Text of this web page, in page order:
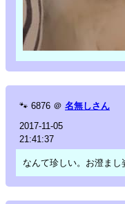
🐾 6876 ＠ 名無しさん
2017-11-05
21:41:37
なんて珍しい。お澄まし